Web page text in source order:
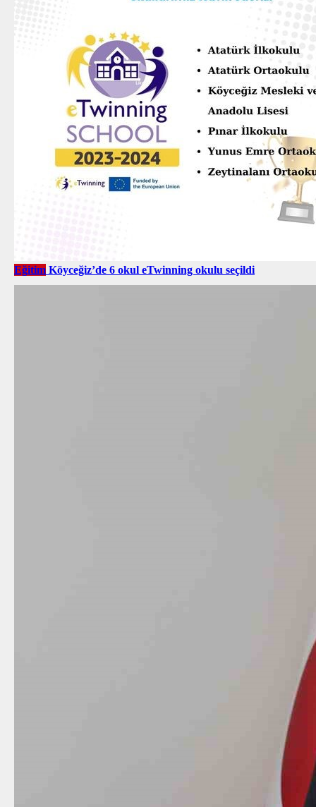
Eğitim Köyceğiz’de 6 okul eTwinning okulu seçildi